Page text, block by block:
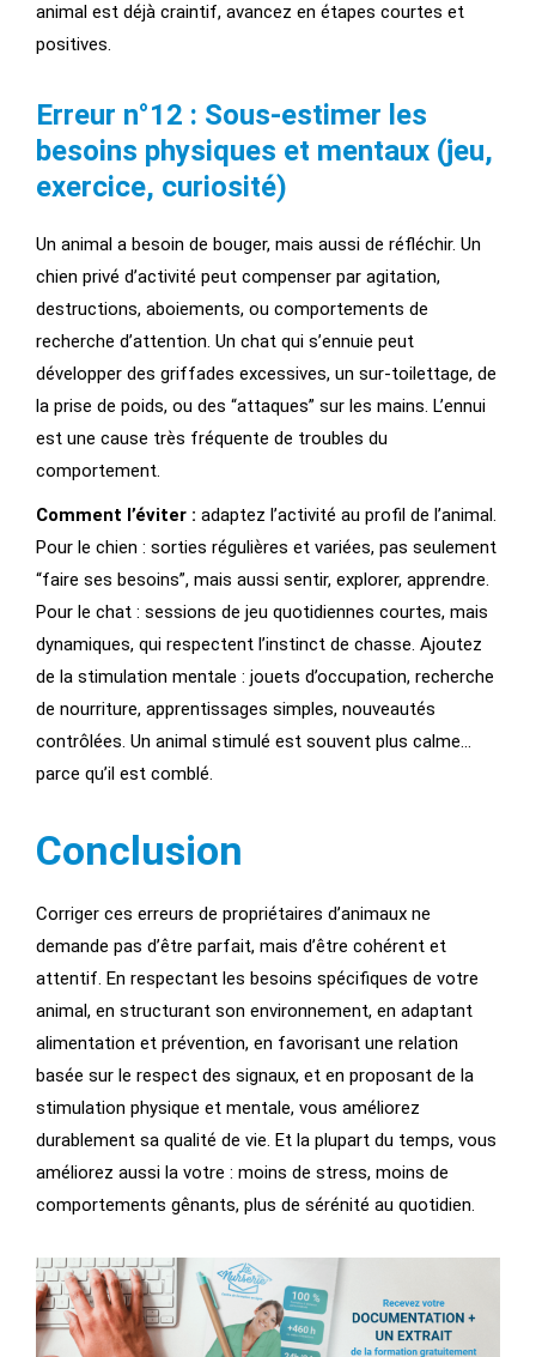
animal est déjà craintif, avancez en étapes courtes et
positives.
Erreur n°12 : Sous-estimer les
besoins physiques et mentaux (jeu,
exercice, curiosité)
Un animal a besoin de bouger, mais aussi de réfléchir. Un
chien privé d’activité peut compenser par agitation,
destructions, aboiements, ou comportements de
recherche d’attention. Un chat qui s’ennuie peut
développer des griffades excessives, un sur-toilettage, de
la prise de poids, ou des “attaques” sur les mains. L’ennui
est une cause très fréquente de troubles du
comportement.
Comment l’éviter : adaptez l’activité au profil de l’animal.
Pour le chien : sorties régulières et variées, pas seulement
“faire ses besoins”, mais aussi sentir, explorer, apprendre.
Pour le chat : sessions de jeu quotidiennes courtes, mais
dynamiques, qui respectent l’instinct de chasse. Ajoutez
de la stimulation mentale : jouets d’occupation, recherche
de nourriture, apprentissages simples, nouveautés
contrôlées. Un animal stimulé est souvent plus calme…
parce qu’il est comblé.
Conclusion
Corriger ces erreurs de propriétaires d’animaux ne
demande pas d’être parfait, mais d’être cohérent et
attentif. En respectant les besoins spécifiques de votre
animal, en structurant son environnement, en adaptant
alimentation et prévention, en favorisant une relation
basée sur le respect des signaux, et en proposant de la
stimulation physique et mentale, vous améliorez
durablement sa qualité de vie. Et la plupart du temps, vous
améliorez aussi la votre : moins de stress, moins de
comportements gênants, plus de sérénité au quotidien.